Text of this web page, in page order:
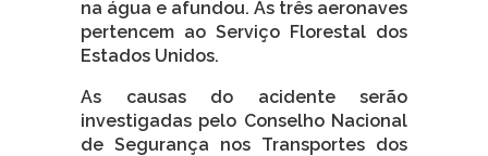
na água e afundou. As três aeronaves
pertencem ao Serviço Florestal dos
Estados Unidos.
As causas do acidente serão
investigadas pelo Conselho Nacional
de Segurança nos Transportes dos